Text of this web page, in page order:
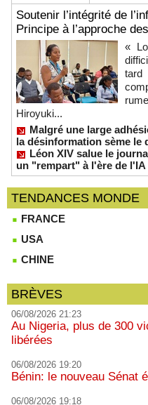
Soutenir l’intégrité de
Principe à l’approche
«
Hiroyuki...
Malgré une large
la désinformation sème le
Léon XIV salue le
un "rempart" à l'ère de l'IA
TENDANCES MONDE
FRANCE
USA
CHINE
BRÈVES
06/08/2026 21:23
Au Nigeria, plus de 300
libérées
06/08/2026 19:20
Bénin: le nouveau Sénat
06/08/2026 19:18